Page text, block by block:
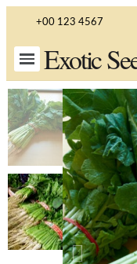
+00 123 4567
Exotic